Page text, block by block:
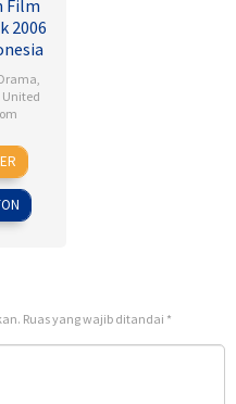
Film
2006
,
United
Ruas yang wajib ditandai *